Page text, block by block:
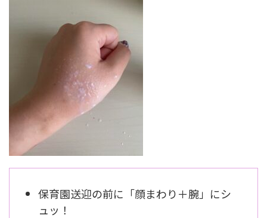
保育園送迎の前に「顔まわり＋腕」にシ
ュッ！